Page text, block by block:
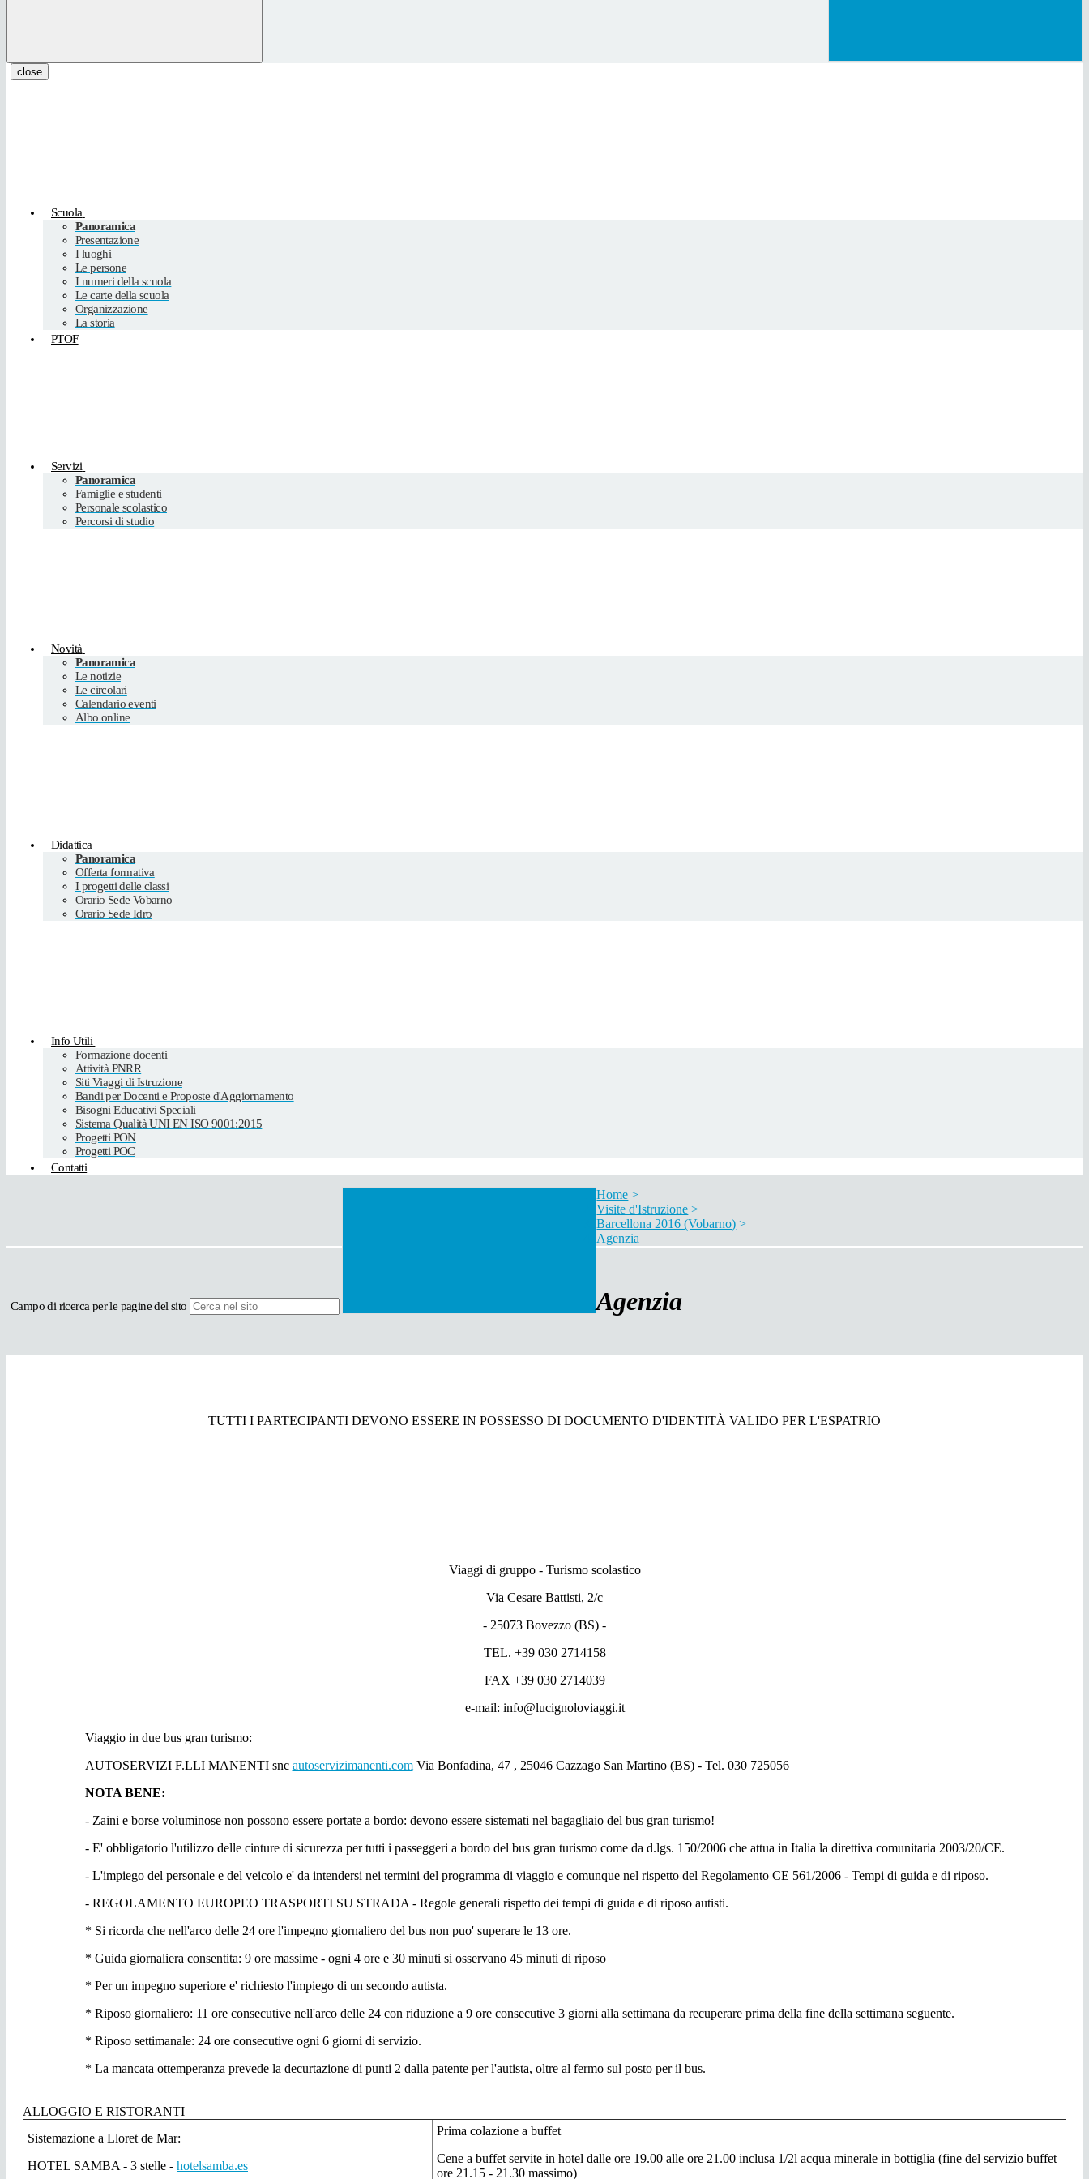
close
Scuola
Panoramica
Presentazione
I luoghi
Le persone
I numeri della scuola
Le carte della scuola
Organizzazione
La storia
PTOF
Servizi
Panoramica
Famiglie e studenti
Personale scolastico
Percorsi di studio
Novità
Panoramica
Le notizie
Le circolari
Calendario eventi
Albo online
Didattica
Panoramica
Offerta formativa
I progetti delle classi
Orario Sede Vobarno
Orario Sede Idro
Info Utili
Formazione docenti
Attività PNRR
Siti Viaggi di Istruzione
Bandi per Docenti e Proposte d'Aggiornamento
Bisogni Educativi Speciali
Sistema Qualità UNI EN ISO 9001:2015
Progetti PON
Progetti POC
Contatti
Campo di ricerca per le pagine del sito
Home >
Visite d'Istruzione >
Barcellona 2016 (Vobarno) >
Agenzia
Agenzia
TUTTI I PARTECIPANTI DEVONO ESSERE IN POSSESSO DI DOCUMENTO D'IDENTITÀ VALIDO PER L'ESPATRIO
Viaggi di gruppo - Turismo scolastico
Via Cesare Battisti, 2/c
- 25073 Bovezzo (BS) -
TEL. +39 030 2714158
FAX +39 030 2714039
e-mail: info@lucignoloviaggi.it
Viaggio in due bus gran turismo:
AUTOSERVIZI F.LLI MANENTI snc autoservizimanenti.com Via Bonfadina, 47 , 25046 Cazzago San Martino (BS) - Tel. 030 725056
NOTA BENE:
- Zaini e borse voluminose non possono essere portate a bordo: devono essere sistemati nel bagagliaio del bus gran turismo!
- E' obbligatorio l'utilizzo delle cinture di sicurezza per tutti i passeggeri a bordo del bus gran turismo come da d.lgs. 150/2006 che attua in Italia la direttiva comunitaria 2003/20/CE.
- L'impiego del personale e del veicolo e' da intendersi nei termini del programma di viaggio e comunque nel rispetto del Regolamento CE 561/2006 - Tempi di guida e di riposo.
- REGOLAMENTO EUROPEO TRASPORTI SU STRADA - Regole generali rispetto dei tempi di guida e di riposo autisti.
* Si ricorda che nell'arco delle 24 ore l'impegno giornaliero del bus non puo' superare le 13 ore.
* Guida giornaliera consentita: 9 ore massime - ogni 4 ore e 30 minuti si osservano 45 minuti di riposo
* Per un impegno superiore e' richiesto l'impiego di un secondo autista.
* Riposo giornaliero: 11 ore consecutive nell'arco delle 24 con riduzione a 9 ore consecutive 3 giorni alla settimana da recuperare prima della fine della settimana seguente.
* Riposo settimanale: 24 ore consecutive ogni 6 giorni di servizio.
* La mancata ottemperanza prevede la decurtazione di punti 2 dalla patente per l'autista, oltre al fermo sul posto per il bus.
ALLOGGIO E RISTORANTI
Sistemazione a Lloret de Mar:
HOTEL SAMBA - 3 stelle - hotelsamba.es
Prima colazione a buffet
Cene a buffet servite in hotel dalle ore 19.00 alle ore 21.00 inclusa 1/2l acqua minerale in bottiglia (fine del servizio buffet
ore 21.15 - 21.30 massimo)